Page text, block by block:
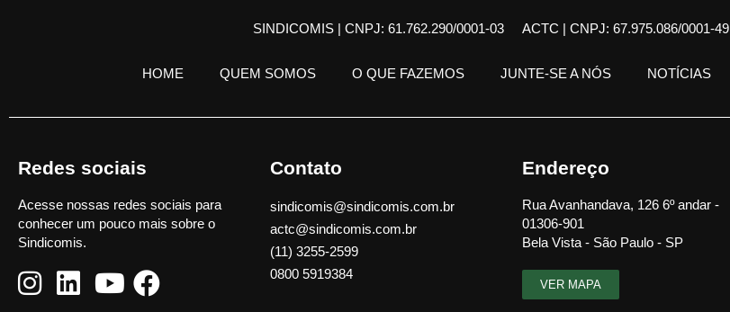
SINDICOMIS | CNPJ: 61.762.290/0001-03 ACTC | CNPJ: 67.975.086/0001-49
HOME QUEM SOMOS O QUE FAZEMOS JUNTE-SE A NÓS NOTÍCIAS
Redes sociais
Acesse nossas redes sociais para
conhecer um pouco mais sobre o
Sindicomis.
Contato
sindicomis@sindicomis.com.br
actc@sindicomis.com.br
(11) 3255-2599
0800 5919384
Endereço
Rua Avanhandava, 126 6º andar -
01306-901
Bela Vista - São Paulo - SP
VER MAPA